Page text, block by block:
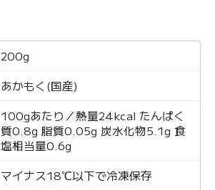
200g
あかもく(国産)
100gあたり／熱量24kcal たんぱく
質0.8g 脂質0.05g 炭水化物5.1g 食
塩相当量0.6g
マイナス18℃以下で冷凍保存